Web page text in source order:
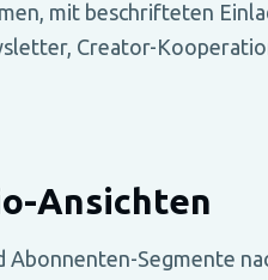
mit beschrifteten
Creator-
Ansichten
Abonnenten-Segmente